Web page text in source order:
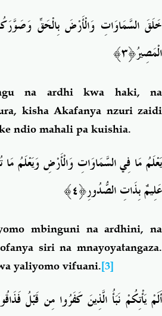
خَلَقَ السَّمَاوَاتِ وَالْأَرْضَ بِالْحَقِّ
الْمَصِيرُ﴿٣﴾
na ardhi kwa haki, na
kisha Akafanya nzuri zaidi
ndio mahali pa kuishia.
يَعْلَمُ مَا فِي السَّمَاوَاتِ وَالْأَرْضِ وَيَعْلَمُ مَا
عَلِيمٌ بِذَاتِ الصُّدُورِ﴿٤﴾
mbinguni na ardhini, na
siri na mnayoyatangaza.
yaliyomo vifuani.[3]
أَلَمْ يَأْتِكُمْ نَبَأُ الَّذِينَ كَفَرُوا مِن قَبْلُ